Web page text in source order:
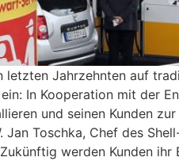
letzten Jahrzehnten auf
In Kooperation mit der
und seinen Kunden
Jan Toschka, Chef des
werden Kunden